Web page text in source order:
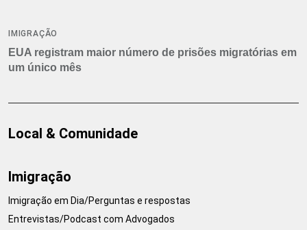
IMIGRAÇÃO
EUA registram maior número de prisões migratórias em
um único mês
Local & Comunidade
Imigração
Imigração em Dia/Perguntas e respostas
Entrevistas/Podcast com Advogados